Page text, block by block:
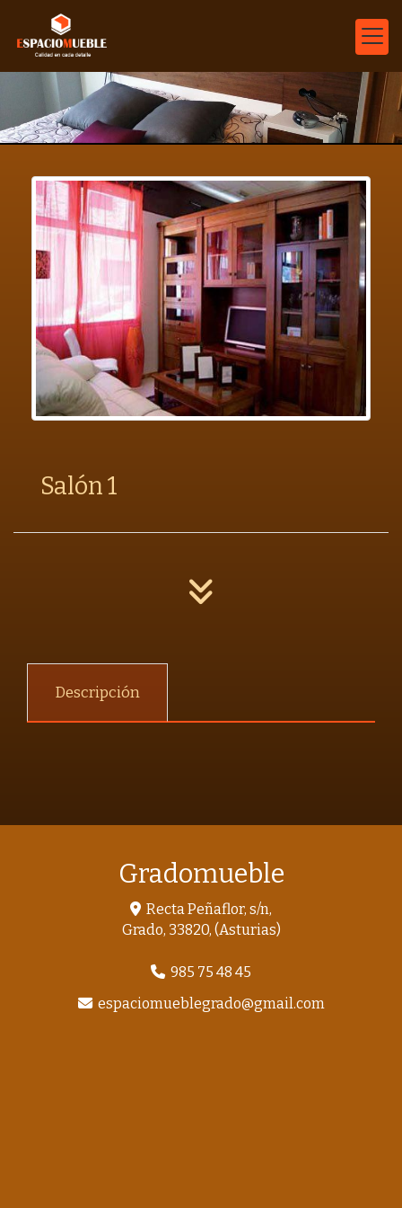
Salón 1
Descripción
Gradomueble
Recta Peñaflor, s/n,
Grado, 33820, (Asturias)
985 75 48 45
espaciomueblegrado
gmail.com